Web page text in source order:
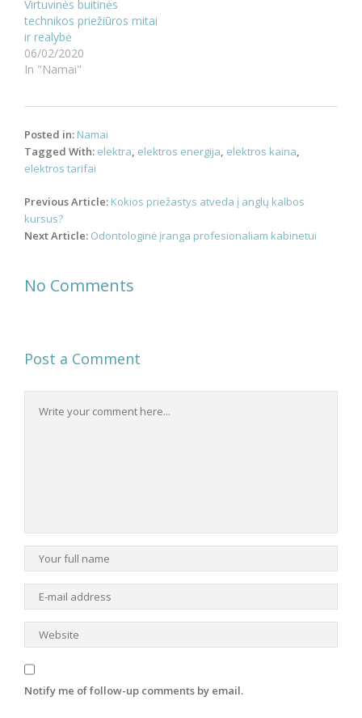
Virtuvinės buitinės
technikos priežiūros mitai
ir realybė
06/02/2020
In "Namai"
Posted in: Namai
Tagged With: elektra, elektros energija, elektros kaina,
elektros tarifai
Post
navigation
Previous Article: Kokios priežastys atveda į anglų kalbos
kursus?
Next Article: Odontologinė įranga profesionaliam kabinetui
No Comments
Post a Comment
Notify me of follow-up comments by email.